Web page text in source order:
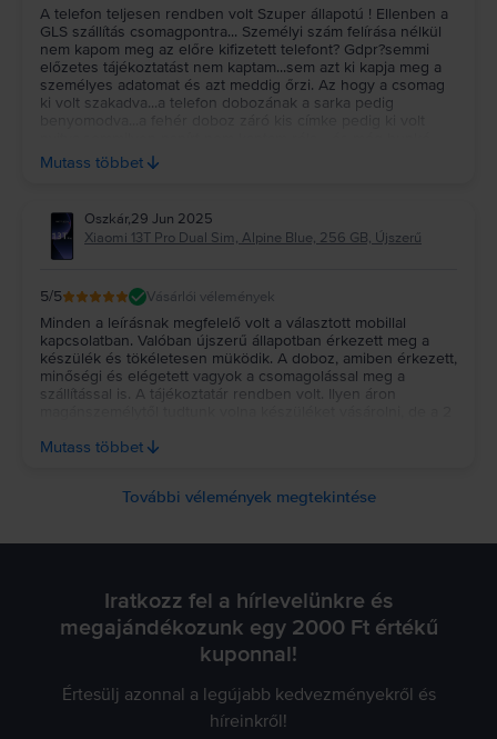
A telefon teljesen rendben volt Szuper állapotú ! Ellenben a
GLS szállítás csomagpontra... Személyi szám felírása nélkül
nem kapom meg az előre kifizetett telefont? Gdpr?semmi
előzetes tájékoztatást nem kaptam...sem azt ki kapja meg a
személyes adatomat és azt meddig őrzi. Az hogy a csomag
ki volt szakadva...a telefon dobozának a sarka pedig
módon engem zavart ki a csomagpont tulaj... mondván szó
szerint hogy ne magyarázzak és huzzak ki a boltból. Ennek
Fenykepeim vannak az atvetelnel...illetve a további
sérülésekről...de gondolom semmit nem érek vele....
Mutass többet
Oszkár,29 Jun 2025
Xiaomi 13T Pro Dual Sim, Alpine Blue, 256 GB, Újszerű
5/5 Vásárlói vélemények
Minden a leírásnak megfelelő volt a választott mobillal
kapcsolatban. Valóban újszerű állapotban érkezett meg a
készülék és tökéletesen müködik. A doboz, amiben érkezett,
minőségi és elégetett vagyok a csomagolással meg a
szállítással is. A tájékoztatár rendben volt. Ilyen áron
fiam is nagyon boldog az ÚJ!!! készülékével! Oszkár
Mutass többet
További vélemények megtekintése
Iratkozz fel a hírlevelünkre és
megajándékozunk egy 2000 Ft értékű
kuponnal!
Értesülj azonnal a legújabb kedvezményekről és
híreinkről!